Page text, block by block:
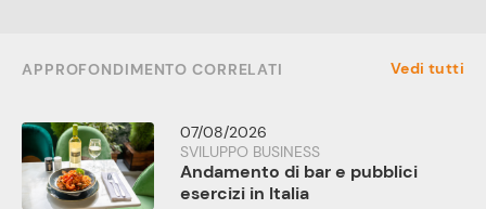
APPROFONDIMENTO CORRELATI Vedi tutti
07/08/2026
SVILUPPO BUSINESS
Andamento di bar e pubblici
esercizi in Italia